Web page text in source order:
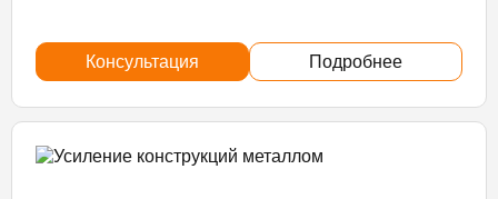
Консультация Подробнее